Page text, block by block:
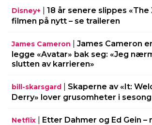
Disney+
18 år senere slippes «The
filmen på nytt – se traileren
James Cameron
James Cameron
legge «Avatar» bak seg: «Jeg
slutten av karrieren»
bill-skarsgard
Skaperne av «It:
Derry» lover grusomheter i sesong
Netflix
Etter Dahmer og Ed Gein –